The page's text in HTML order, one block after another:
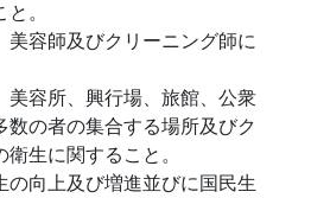
。
美容師及びクリーニング師に
美容所、興行場、旅館、公衆
数の者の集合する場所及びク
生に関すること。
の向上及び増進並びに国民生